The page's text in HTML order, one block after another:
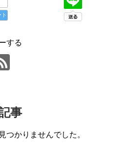
する
事
つかりませんでした。